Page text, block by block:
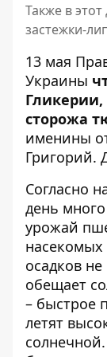
Также в
застежки-
13 мая
Украины
сторожа
именины
Григорий.
Согласно
день
урожай
насекомых
осадков
обещает
– быстрое
летят